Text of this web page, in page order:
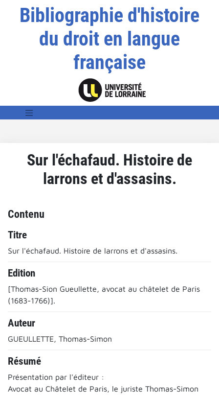
Bibliographie d'histoire
du droit en langue
française
Sur l'échafaud. Histoire de
larrons et d'assasins.
Contenu
Titre
Sur l'échafaud. Histoire de larrons et d'assasins.
Edition
[Thomas-Sion Gueullette, avocat au châtelet de Paris
(1683-1766)].
Auteur
GUEULLETTE, Thomas-Simon
Résumé
Présentation par l'éditeur :
Avocat au Châtelet de Paris, le juriste Thomas-Simon